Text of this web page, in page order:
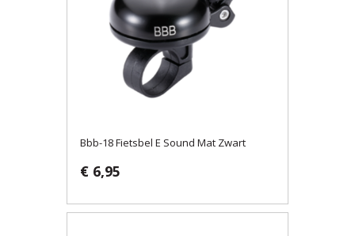
Bbb-18 Fietsbel E Sound Mat Zwart
€ 6,95